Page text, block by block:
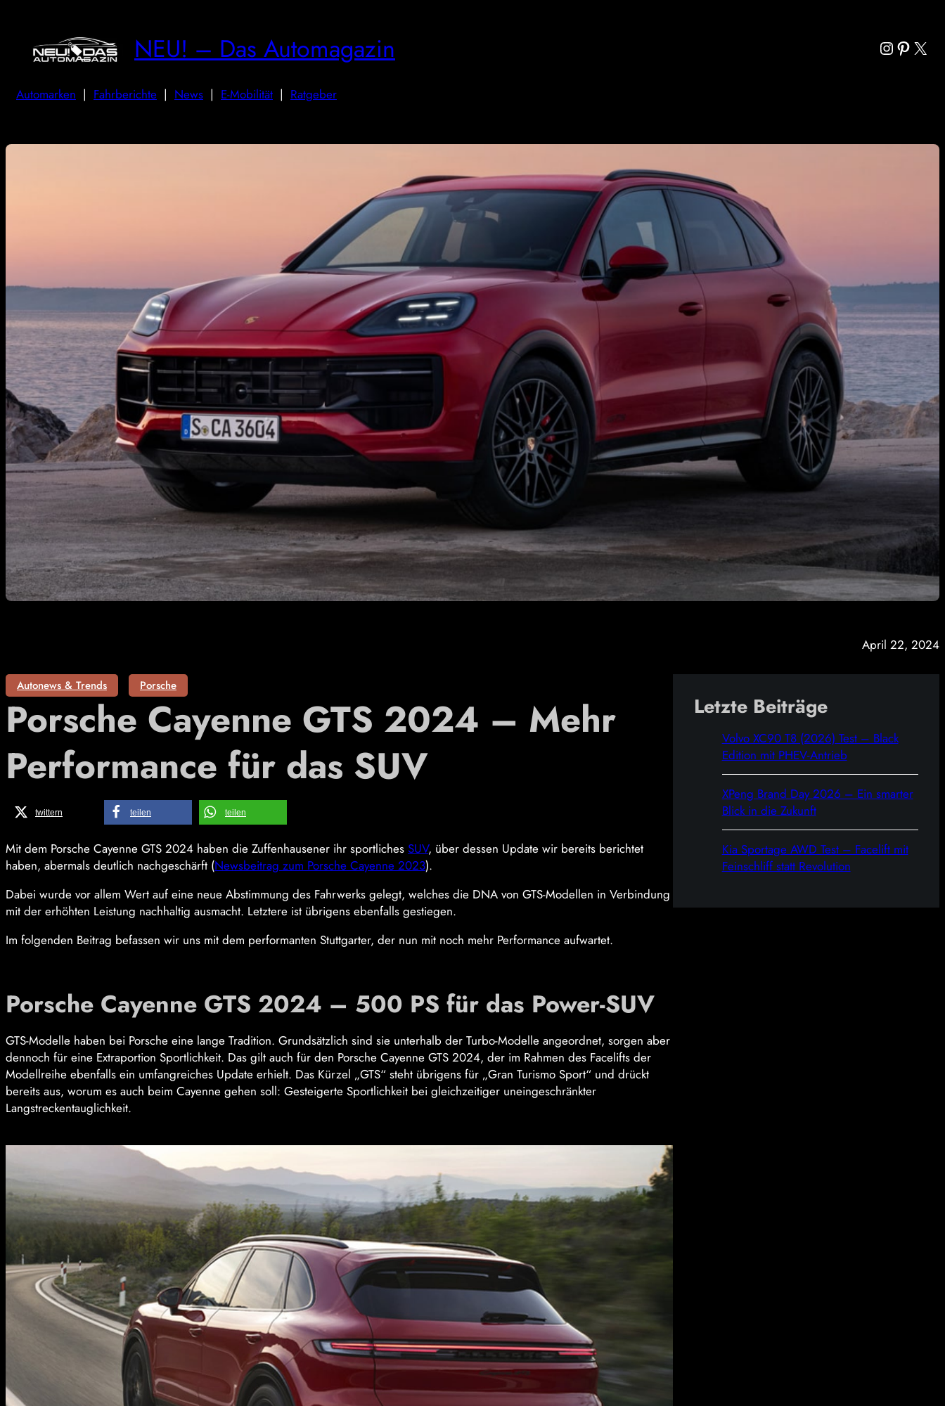
NEU! – Das Automagazin X
Automarken | Fahrberichte | News | E-Mobilität | Ratgeber
April 22, 2024
Autonews & Trends Porsche
Porsche Cayenne GTS 2024 – Mehr
Performance für das SUV
twittern teilen teilen
Mit dem Porsche Cayenne GTS 2024 haben die Zuffenhausener ihr sportliches SUV, über dessen Update wir bereits berichtet
haben, abermals deutlich nachgeschärft (Newsbeitrag zum Porsche Cayenne 2023).
Dabei wurde vor allem Wert auf eine neue Abstimmung des Fahrwerks gelegt, welches die DNA von GTS-Modellen in Verbindung
mit der erhöhten Leistung nachhaltig ausmacht. Letztere ist übrigens ebenfalls gestiegen.
Im folgenden Beitrag befassen wir uns mit dem performanten Stuttgarter, der nun mit noch mehr Performance aufwartet.
Porsche Cayenne GTS 2024 – 500 PS für das Power-SUV
GTS-Modelle haben bei Porsche eine lange Tradition. Grundsätzlich sind sie unterhalb der Turbo-Modelle angeordnet, sorgen aber
dennoch für eine Extraportion Sportlichkeit. Das gilt auch für den Porsche Cayenne GTS 2024, der im Rahmen des Facelifts der
Modellreihe ebenfalls ein umfangreiches Update erhielt. Das Kürzel „GTS“ steht übrigens für „Gran Turismo Sport“ und drückt
bereits aus, worum es auch beim Cayenne gehen soll: Gesteigerte Sportlichkeit bei gleichzeitiger uneingeschränkter
Langstreckentauglichkeit.
Letzte Beiträge
Volvo XC90 T8 (2026) Test – Black
Edition mit PHEV-Antrieb
XPeng Brand Day 2026 – Ein smarter
Blick in die Zukunft
Kia Sportage AWD Test – Facelift mit
Feinschliff statt Revolution